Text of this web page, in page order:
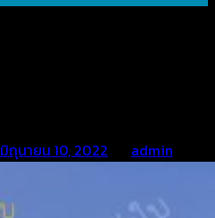
มิถุนายน 10, 2022 admin